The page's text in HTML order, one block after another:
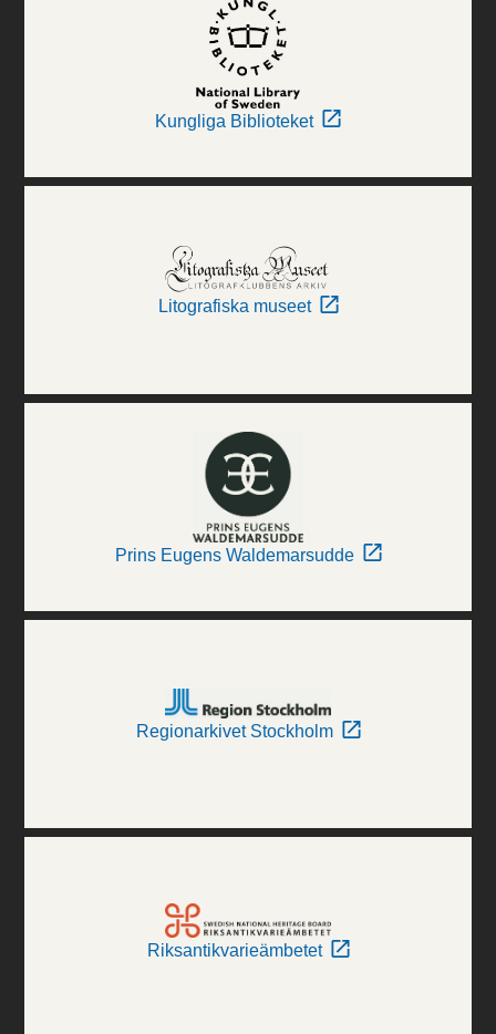
Kungliga Biblioteket
Litografiska museet
Prins Eugens Waldemarsudde
Regionarkivet Stockholm
Riksantikvarieämbetet